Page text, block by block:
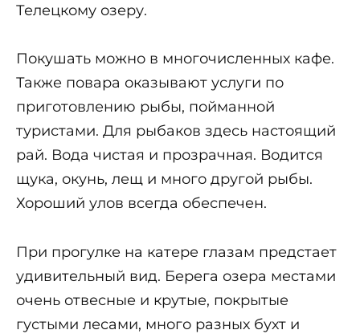
Телецкому озеру.
Покушать можно в многочисленных кафе.
Также повара оказывают услуги по
приготовлению рыбы, пойманной
туристами. Для рыбаков здесь настоящий
рай. Вода чистая и прозрачная. Водится
щука, окунь, лещ и много другой рыбы.
Хороший улов всегда обеспечен.
При прогулке на катере глазам предстает
удивительный вид. Берега озера местами
очень отвесные и крутые, покрытые
густыми лесами, много разных бухт и